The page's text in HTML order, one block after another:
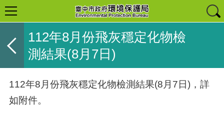
112年8月份飛灰穩定化物檢
測結果(8月7日)
112年8 月份飛灰穩定化物檢測結果(8 月 7日)，詳
如附件。